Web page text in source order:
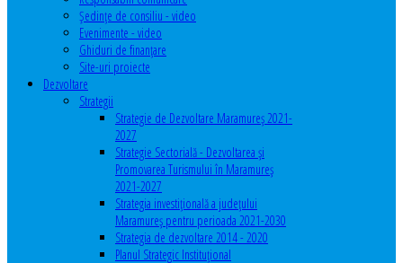
Şedinţe de consiliu - video
Evenimente - video
Ghiduri de finanţare
Site-uri proiecte
Dezvoltare
Strategii
Strategie de Dezvoltare Maramureș 2021-
2027
Strategie Sectorială - Dezvoltarea și
Promovarea Turismului în Maramureș
2021-2027
Strategia investiţională a județului
Maramureș pentru perioada 2021-2030
Strategia de dezvoltare 2014 - 2020
Planul Strategic Instituţional